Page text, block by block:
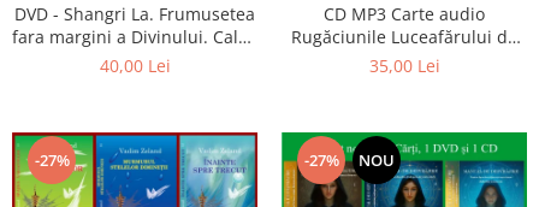
DVD - Shangri La. Frumusetea
fara margini a Divinului. Calea
catre fericire
40,00 Lei
CD MP3 Carte audio
Rugăciunile Luceafărului de
dimineață
35,00 Lei
-27% -27% NOU